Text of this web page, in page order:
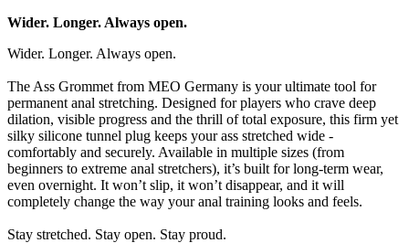
Wider. Longer. Always open.
Wider. Longer. Always open.
The Ass Grommet from MEO Germany is your ultimate tool for
permanent anal stretching. Designed for players who crave deep
dilation, visible progress and the thrill of total exposure, this firm yet
silky silicone tunnel plug keeps your ass stretched wide -
comfortably and securely. Available in multiple sizes (from
beginners to extreme anal stretchers), it’s built for long-term wear,
even overnight. It won’t slip, it won’t disappear, and it will
completely change the way your anal training looks and feels.
Stay stretched. Stay open. Stay proud.